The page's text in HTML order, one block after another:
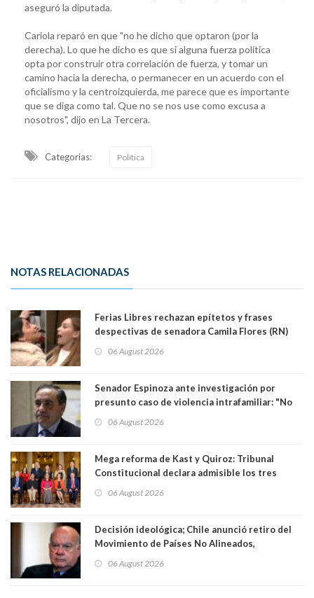
aseguró la diputada.
Cariola reparó en que "no he dicho que optaron (por la
derecha). Lo que he dicho es que si alguna fuerza política
opta por construir otra correlación de fuerza, y tomar un
camino hacia la derecha, o permanecer en un acuerdo con el
oficialismo y la centroizquierda, me parece que es importante
que se diga como tal. Que no se nos use como excusa a
nosotros", dijo en La Tercera.
Categorias: Política
NOTAS RELACIONADAS
Ferias Libres rechazan epítetos y frases
despectivas de senadora Camila Flores (RN)
06 August 2026
Senador Espinoza ante investigación por
presunto caso de violencia intrafamiliar: "No
antecedentes a Tribunal Supremo
06 August 2026
Mega reforma de Kast y Quiroz: Tribunal
Constitucional declara admisible los tres
06 August 2026
Decisión ideológica; Chile anunció retiro del
Movimiento de Países No Alineados,
1971. Excanciller Insulza lamentó decisión
06 August 2026